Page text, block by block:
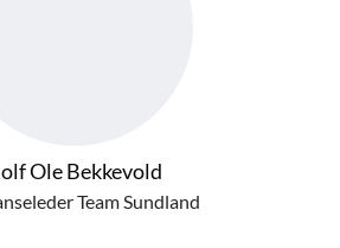
Ole Bekkevold
Team Sundland